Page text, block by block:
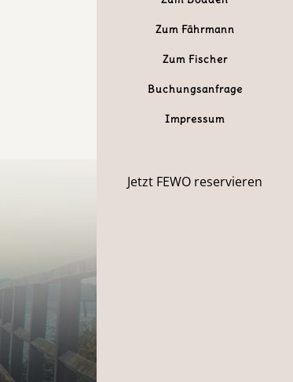
Zum Fährmann
Zum Fischer
Buchungsanfrage
Impressum
Jetzt FEWO reservieren